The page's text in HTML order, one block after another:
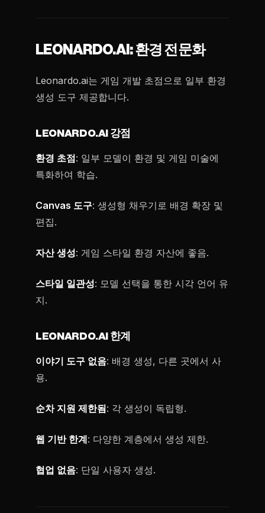
LEONARDO.AI: 환경 전문화
Leonardo.ai는 게임 개발 초점으로 일부 환경
생성 도구 제공합니다.
LEONARDO.AI 강점
환경 초점: 일부 모델이 환경 및 게임 미술에
특화하여 학습.
Canvas 도구: 생성형 채우기로 배경 확장 및
편집.
자산 생성: 게임 스타일 환경 자산에 좋음.
스타일 일관성: 모델 선택을 통한 시각 언어 유
지.
LEONARDO.AI 한계
이야기 도구 없음: 배경 생성, 다른 곳에서 사
용.
순차 지원 제한됨: 각 생성이 독립형.
웹 기반 한계: 다양한 계층에서 생성 제한.
협업 없음: 단일 사용자 생성.